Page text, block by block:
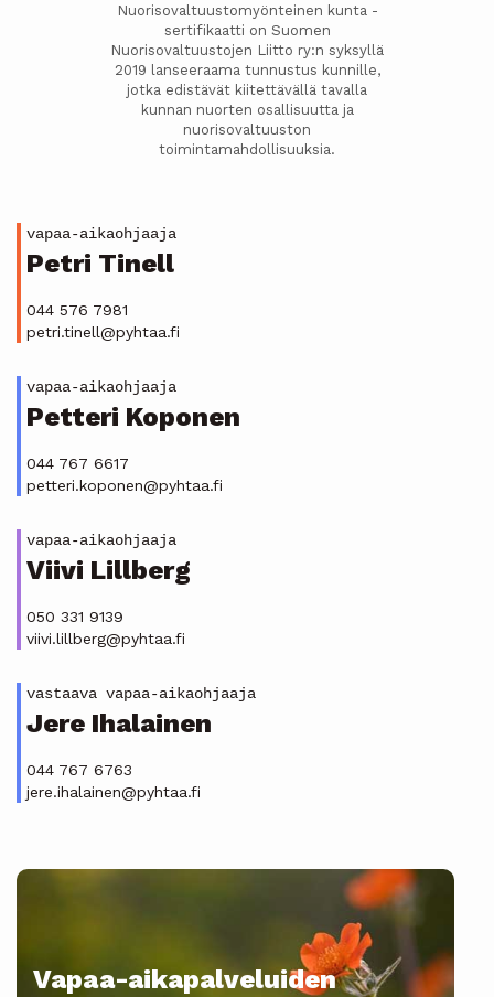
Nuorisovaltuustomyönteinen kunta -
sertifikaatti on Suomen
Nuorisovaltuustojen Liitto ry:n syksyllä
2019 lanseeraama tunnustus kunnille,
jotka edistävät kiitettävällä tavalla
kunnan nuorten osallisuutta ja
nuorisovaltuuston
toimintamahdollisuuksia.
vapaa-aikaohjaaja
Petri Tinell
044 576 7981
petri.tinell@pyhtaa.fi
vapaa-aikaohjaaja
Petteri Koponen
044 767 6617
petteri.koponen@pyhtaa.fi
vapaa-aikaohjaaja
Viivi Lillberg
050 331 9139
viivi.lillberg@pyhtaa.fi
vastaava vapaa-aikaohjaaja
Jere Ihalainen
044 767 6763
jere.ihalainen@pyhtaa.fi
Vapaa-aikapalveluiden